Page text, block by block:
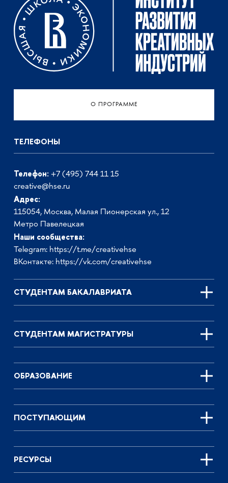
О ПРОГРАММЕ
ТЕЛЕФОНЫ
Телефон: +7 (495) 744 11 15
creative@hse.ru
Адрес:
115054, Москва, Малая Пионерская ул., 12
Метро Павелецкая
Наши сообщества:
Telegram: https://t.me/creativehse
ВКонтакте: https://vk.com/creativehse
СТУДЕНТАМ БАКАЛАВРИАТА
СТУДЕНТАМ МАГИСТРАТУРЫ
ОБРАЗОВАНИЕ
ПОСТУПАЮЩИМ
РЕСУРСЫ